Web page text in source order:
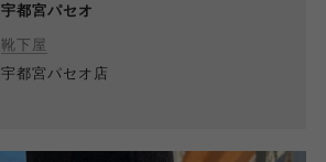
宇都宮パセオ
靴下屋
宇都宮パセオ店